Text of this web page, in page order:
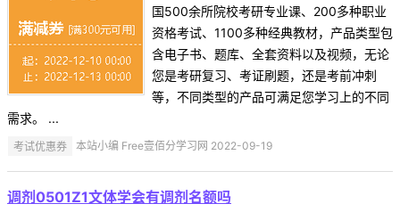
国500余所院校考研专业课、200多种职业
资格考试、1100多种经典教材，产品类型包
含电子书、题库、全套资料以及视频，无论
您是考研复习、考证刷题，还是考前冲刺
等，不同类型的产品可满足您学习上的不同
需求。 ...
考试优惠券 本站小编 Free壹佰分学习网 2022-09-19
调剂0501Z1文体学会有调剂名额吗